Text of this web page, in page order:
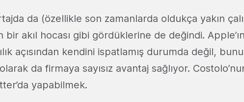
da (özellikle son zamanlarda oldukça yakın
bir akıl hocası gibi gördüklerine de değindi.
açısından kendini ispatlamış durumda değil,
da firmaya sayısız avantaj sağlıyor.
yapabilmek.